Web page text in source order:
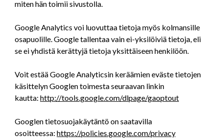
miten hän toimii sivustolla.
Google Analytics voi luovuttaa tietoja myös kolmansille
osapuolille. Google tallentaa vain ei-yksilöiviä tietoja, eli
se ei yhdistä kerättyjä tietoja yksittäiseen henkilöön.
Voit estää Google Analyticsin keräämien eväste tietojen
käsittelyn Googlen toimesta seuraavan linkin
kautta: http://tools.google.com/dlpage/gaoptout
Googlen tietosuojakäytäntö on saatavilla
osoitteessa: https://policies.google.com/privacy